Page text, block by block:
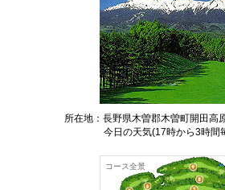
所在地：長野県木曽郡木曽町開田高
今日の天気(17時から3時間
コース全景